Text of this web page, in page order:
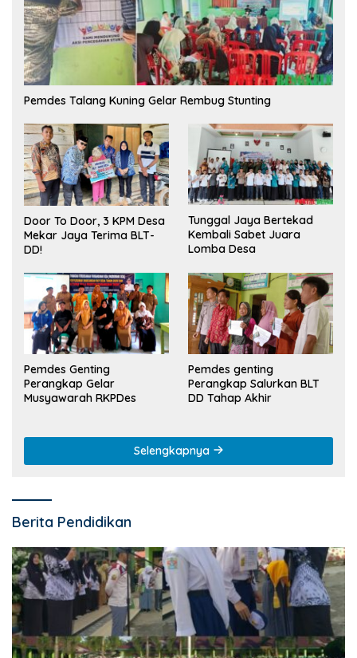
Pemdes Talang Kuning Gelar Rembug Stunting
Door To Door, 3 KPM Desa
Mekar Jaya Terima BLT-
DD!
Tunggal Jaya Bertekad
Kembali Sabet Juara
Lomba Desa
Pemdes Genting
Perangkap Gelar
Musyawarah RKPDes
Pemdes genting
Perangkap Salurkan BLT
DD Tahap Akhir
Selengkapnya
Berita Pendidikan